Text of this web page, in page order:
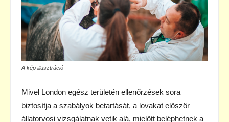
A kép illusztráció
Mivel London egész területén ellenőrzések sora
biztosítja a szabályok betartását, a lovakat először
állatorvosi vizsgálatnak vetik alá, mielőtt beléphetnek a